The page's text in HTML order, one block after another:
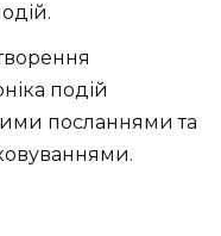
подій
посланнями та